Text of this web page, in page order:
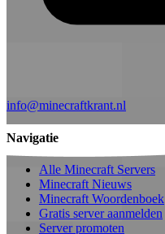
info@minecraftkrant.nl
Navigatie
Alle Minecraft Servers
Minecraft Nieuws
Minecraft Woordenboek
Gratis server aanmelden
Server promoten